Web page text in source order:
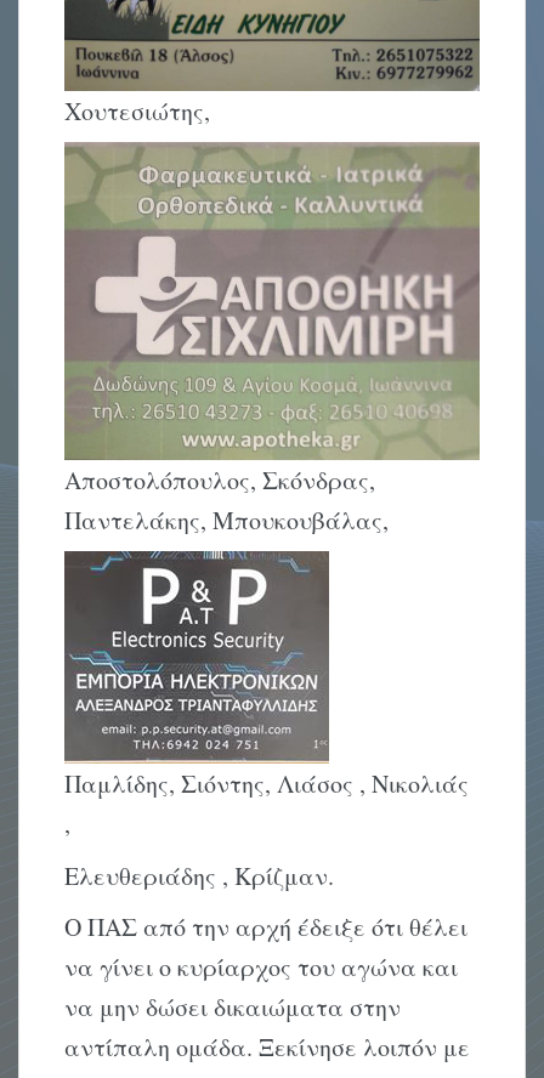
Χουτεσιώτης,
Αποστολόπουλος, Σκόνδρας,
Παντελάκης, Μπουκουβάλας,
Παμλίδης, Σιόντης, Λιάσος , Νικολιάς
,
Ελευθεριάδης , Κρίζμαν.
Ο ΠΑΣ από την αρχή έδειξε ότι θέλει
να γίνει ο κυρίαρχος του αγώνα και
να μην δώσει δικαιώματα στην
αντίπαλη ομάδα. Ξεκίνησε λοιπόν με